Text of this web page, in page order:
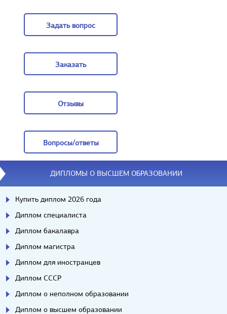
Задать вопрос
Заказать
Отзывы
Вопросы/ответы
Вопросы/ответы
ДИПЛОМЫ О ВЫСШЕМ ОБРАЗОВАНИИ
Купить диплом 2026 года
Диплом специалиста
Диплом бакалавра
Диплом магистра
Диплом для иностранцев
Диплом СССР
Диплом о неполном образовании
Диплом о высшем образовании